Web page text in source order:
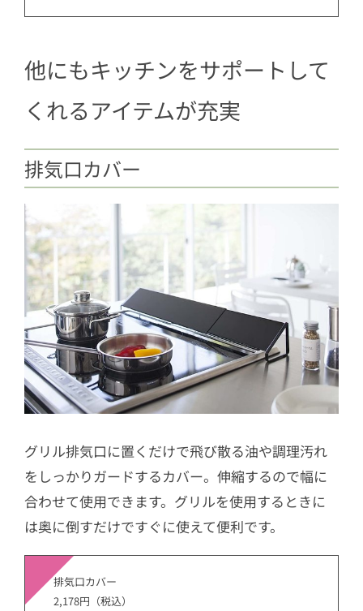
他にもキッチンをサポートして
くれるアイテムが充実
排気口カバー
グリル排気口に置くだけで飛び散る油や調理汚れ
をしっかりガードするカバー。伸縮するので幅に
合わせて使用できます。グリルを使用するときに
は奥に倒すだけですぐに使えて便利です。
排気口カバー
2,178円（税込）